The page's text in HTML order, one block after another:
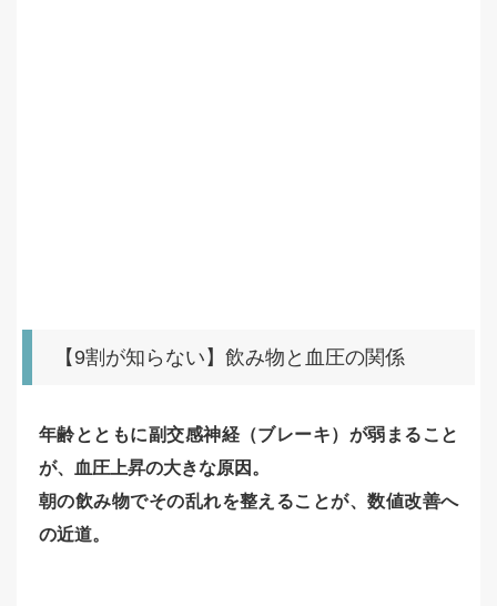
【9割が知らない】飲み物と血圧の関係
年齢とともに副交感神経（ブレーキ）が弱まること
が、血圧上昇の大きな原因。
朝の飲み物でその乱れを整えることが、数値改善へ
の近道。